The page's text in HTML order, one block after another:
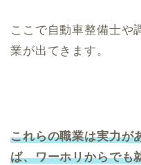
ここで自動車整備士や
業が出てきます。
これらの職業は実力が
ば、ワーホリからでも